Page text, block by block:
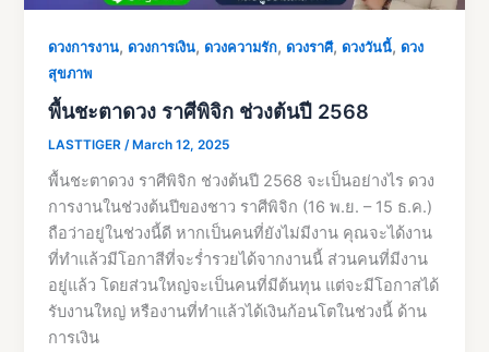
ดวงการงาน,ดวงการเงิน,ดวงความรัก,ดวงราศี,ดวงวันนี้,ดวง
สุขภาพ
พื้นชะตาดวง ราศีพิจิก ช่วงต้นปี 2568
LASTTIGER/ March 12, 2025
พื้นชะตาดวง ราศีพิจิก ช่วงต้นปี 2568 จะเป็นอย่างไร ดวง
การงานในช่วงต้นปีของชาว ราศีพิจิก (16 พ.ย. – 15 ธ.ค.)
ถือว่าอยู่ในช่วงนี้ดี หากเป็นคนที่ยังไม่มีงาน คุณจะได้งาน
ที่ทำแล้วมีโอกาสีที่จะร่ำรวยได้จากงานนี้ ส่วนคนที่มีงาน
อยู่แล้ว โดยส่วนใหญ่จะเป็นคนที่มีต้นทุน แต่จะมีโอกาสได้
รับงานใหญ่ หรืองานที่ทำแล้วได้เงินก้อนโตในช่วงนี้ ด้าน
การเงิน